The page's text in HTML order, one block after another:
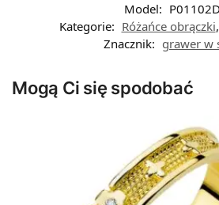
Model:
Kategorie: Różańce obrączki,
Znacznik: grawer w
Mogą Ci się spodobać